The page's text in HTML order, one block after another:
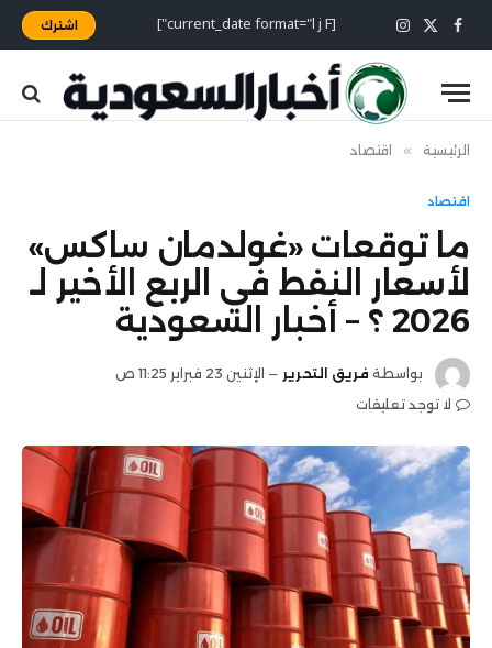
فيسبوك
X
(Twitter)
الانستغرام [current_date format="l j F"] اشترك
الرئيسية » اقتصاد
اقتصاد
ما توقعات «غولدمان ساكس»
لأسعار النفط في الربع الأخير لـ
2026 ؟ – أخبار السعودية
بواسطة فريق التحرير
الإثنين 23 فبراير 11:25 ص
لا توجد تعليقات